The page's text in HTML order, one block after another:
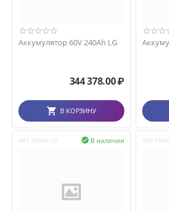
Аккумулятор 60V 240Ah LG
344 378.00₽
В КОРЗИНУ
48V 240Ah LG В наличии
 90V